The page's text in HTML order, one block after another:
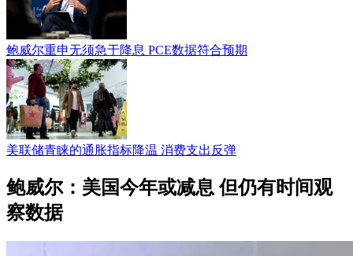
鲍威尔重申无须急于降息 PCE数据符合预期
美联储青睐的通胀指标降温 消费支出反弹
鲍威尔：美国今年或减息 但仍有时间观
察数据